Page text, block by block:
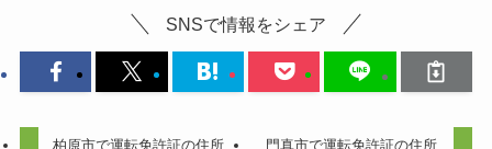
SNSで情報をシェア
柏原市で運転免許証の住所
門真市で運転免許証の住所